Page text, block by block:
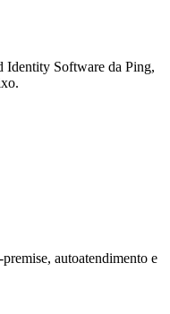
Identity Software da Ping,
autoatendimento e